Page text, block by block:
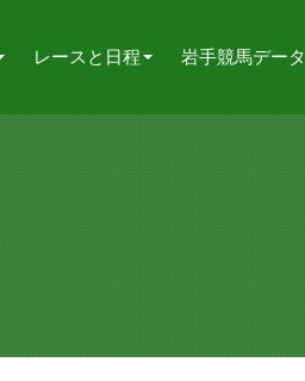
レースと日程 岩手競馬データ